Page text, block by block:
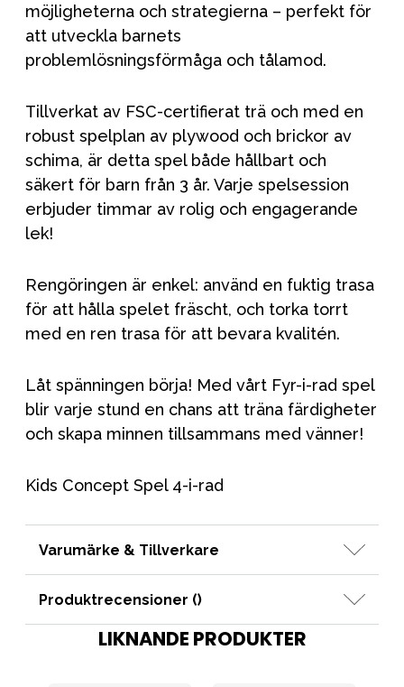
möjligheterna och strategierna – perfekt för
att utveckla barnets
problemlösningsförmåga och tålamod.
Tillverkat av FSC-certifierat trä och med en
robust spelplan av plywood och brickor av
schima, är detta spel både hållbart och
säkert för barn från 3 år. Varje spelsession
erbjuder timmar av rolig och engagerande
lek!
Rengöringen är enkel: använd en fuktig trasa
för att hålla spelet fräscht, och torka torrt
med en ren trasa för att bevara kvalitén.
Låt spänningen börja! Med vårt Fyr-i-rad spel
blir varje stund en chans att träna färdigheter
och skapa minnen tillsammans med vänner!
Kids Concept Spel 4-i-rad
Varumärke & Tillverkare
Produktrecensioner ()
LIKNANDE PRODUKTER